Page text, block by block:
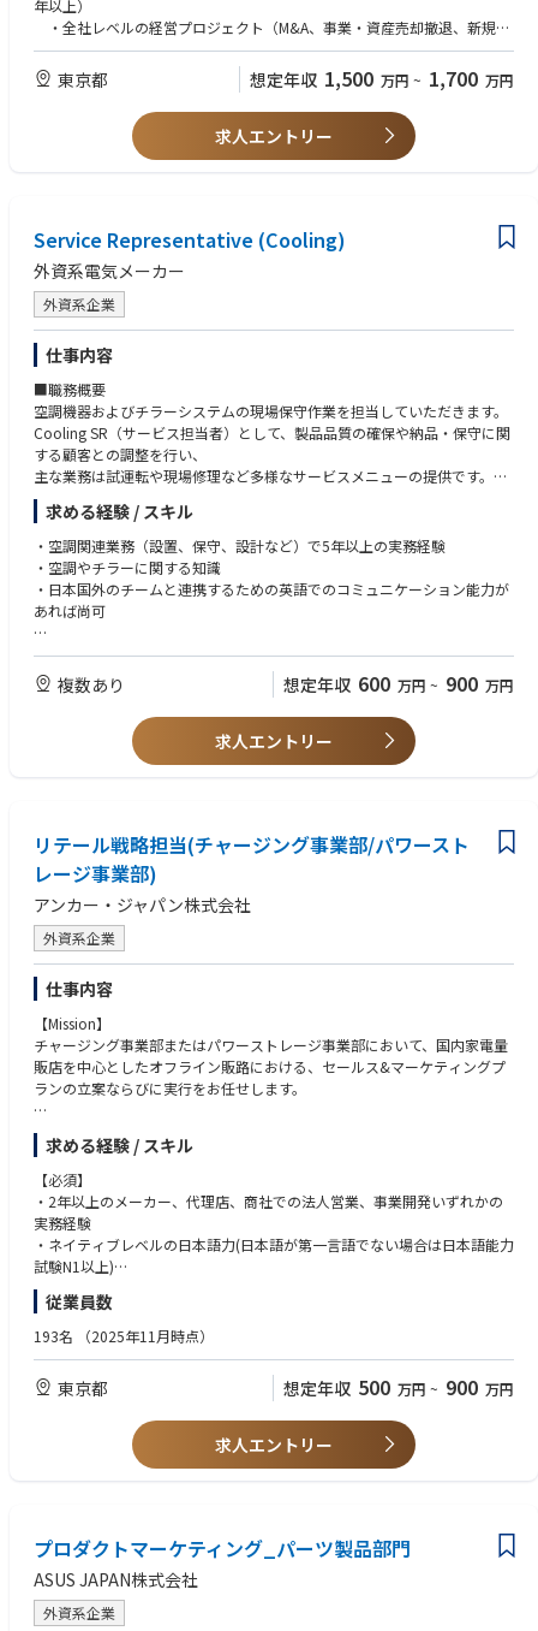
境です。
・リコーのコーポレートガバナンス
◎『はじめまして、リコーです。』
経営企画分野のエキスパートとして、以下の実現のためコーポレート・セ
・経営・経営企画の専門性に基づき、取締役会室の機能全般に関わり、企
業価値向上の成果につなげていく。
・コーポレートセクレタリーの支援を主導し、コーポレート・セクレタリ
ー機能および取締役会室機能の高度化を図る。
・株主をはじめとしたステークホルダーの期待や懸念を的確に反映し、ガ
＜アピールポイント＞
・当社はガバナンス、特にCEOの選解任などで、資本市場において高い評
価を受けており、ご自身のキャリア形成に有効なスキル・経験を積むこと
ができる役割・職場です。
・最高意思決定機関（取締役会）の審議に直結する、資本政策やM&A等の
経営の根幹に関わる案件を経営企画分野の砦として評価・提案できる非常
にやりがいの大きいポジションです。
・自身の経営企画分野で培った知識・経験を実経営の意思決定に適用し、
会社の企業価値向上をダイレクトに牽引する経験は、プロフェッショナル
としての市場価値を飛躍的に高めることができます。
・取締役会室は少数精鋭の組織であり、一人ひとりの専門性に基づく裁量
と貢献度が大きく、経営のリアルな意思決定プロセスを間近で体感できる
環境です。
・事業会社の経営企画部門では携わることができないような、トップ企業
を経験した社外取締役と直接コミュニケーションをとりながら取締役会の
サポートができるポジションです。
・ご自身でタイムマネジメントを行いながらフレキシブルに働くことがで
きる環境があります。
＜入社後のキャリアパス＞
・入社後は、取締役会室の経営企画分野エキスパートとして、評価・分析
の実務全般をリードしていただきます。
・将来的には、組織マネージャー、経営企画の専門家として、社内の経営
企画や事業企画、投資関連等への異動も検討される範囲です。
11月～1月を中心に閑散期となり、年間を通じて繁閑のメリハリがある環
境です。
年以上）
・全社レベルの経営プロジェクト（M&A、事業・資産売却撤退、新規事
業開発など）を主担当またはプロジェクトリーダーとして推進した経験
・経営戦略、経営計画、事業ポートフォリオ、資源配分等の経営分野に
おける専門性を有し、経営課題の分析・戦略立案・意思決定支援を担った
２）戦略コンサルティングファームでの実務経験
・経営計画・経営再建・M&Aなどの経営アジェンダについて、上場企業
・上場会社の経営企画部門の部門長または本社組織の組織職として組織方
針の立案や部門との連携、人材育成などのご経験
・経営層としての海外駐在経験
・事業部門長または関連会社社長経験
・ビジネスレベルの英語力
・MBA、中小企業診断士、のいずれかがあれば尚可
＜求める人物像・志向性＞
・経営企画に関わる専門性を基盤に、経営視点で課題を構造化し、解決策
を提案できる方
・客観的な論理や事例に基づき、経営陣に対しても忖度なく意見具申でき
る高い責任感を持つ方
・機密性の高い情報を扱う中で、高い倫理観と透明性をもって行動できる
方
・市場環境の変化に対し、常に最新の経営戦略に関わる情報、他社動向、
市場の潮流を自律的にキャッチアップする探求心の高い方
・リーダーシップを持ち、周囲との信頼関係を構築できるコミュニケーシ
ョン力を持っている方
・社内外の多様なステークホルダーや外部専門家と対等に渡り合い、信頼
関係を構築できる高いコミュニケーション能力を持つ方
東京都 想定年収 1,500 万円 ~ 1,700 万円
求人エントリー
Service Representative (Cooling)
外資系電気メーカー
外資系企業
仕事内容
■職務概要
空調機器およびチラーシステムの現場保守作業を担当していただきます。
Cooling SR（サービス担当者）として、製品品質の確保や納品・保守に関
する顧客との調整を行い、
主な業務は試運転や現場修理など多様なサービスメニューの提供です。
冷却システムに関する基礎知識・経験、ならびに専門的なスキルが求めら
れます。
■やりがい・魅力
主な担当先はデータセンターで、最先端の技術やシステムが常に導入され
ているため、ご自身のスキルや知識も向上します。また、顧客に最も近い
現場で働くため、直接感謝の言葉をいただく機会が多く、やりがいを感じ
求める経験 / スキル
・空調関連業務（設置、保守、設計など）で5年以上の実務経験
・空調やチラーに関する知識
・日本国外のチームと連携するための英語でのコミュニケーション能力が
あれば尚可
▶求める人物像
・パソコンおよびMicrosoft Officeソフトの基本知識を持つ方
・報告書作成スキルを持つ方
・チームワークを重視できる方を持つ方
・試行錯誤しながら業務に取り組める方
・学ぶことに好奇心がある方
複数あり 想定年収 600 万円 ~ 900 万円
求人エントリー
リテール戦略担当(チャージング事業部/パワースト
レージ事業部)
アンカー・ジャパン株式会社
外資系企業
仕事内容
【Mission】
チャージング事業部またはパワーストレージ事業部において、国内家電量
販店を中心としたオフライン販路における、セールス&マーケティングプ
ランの立案ならびに実行をお任せします。
【業務内容】
＊主な業務内容
・販売/市場データを基にした4P戦略の立案と実行
・売上最大化に向けた既存法人顧客折衝、新規法人顧客との協業体制構築
・物流オペレーションや在庫管理、カスタマーサポートを担う他チームと
の協業
・展示台や什器の作成等の売り場改善業務
・製品開発チームへのセールス目線からの新製品・新機能開発提案
【仕事の魅力】
外資のテックベンチャー企業でありながら日本法人の裁量が大きく、意思
決定のスピードも速いため、常に成長機会を得られる環境です。
リテール戦略は家電量販店などのパートナー企業へのセールス活動だけで
業務まで、幅広く経験できる仕事です。
ョナルを目指すセルフスターターの方であれば、様々なスキルを身に付
け、大きく成長することが出来る環境です。
コンサルティング、投資ファンド、総合ネット企業、ソフトウェア企業、
外資系メーカー出身者等、多様なバックグラウンドを持つメンバーが活躍
求める経験 / スキル
【必須】
・2年以上のメーカー、代理店、商社での法人営業、事業開発いずれかの
実務経験
・ネイティブレベルの日本語力(日本語が第一言語でない場合は日本語能力
試験N1以上)
【歓迎】
・BtoCビジネス、BtoBtoCビジネスに関連する経験
・日常会話レベルの英語力（おおむねTOEIC600点以上、業務内で読み書
きができるレベル）
【求める人物像】
・外部パートナーと長期的な関係性を築ける方
・セルフスターターであり、自ら積極的に仕事を推進していける方
・多国籍のチームとスムーズに協業できる方
従業員数
193名 （2025年11月時点）
東京都 想定年収 500 万円 ~ 900 万円
求人エントリー
プロダクトマーケティング_パーツ製品部門
ASUS JAPAN株式会社
外資系企業